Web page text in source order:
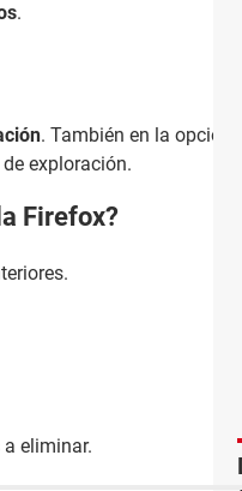
.
. También en la opción
exploración.
Firefox?
eliminar.